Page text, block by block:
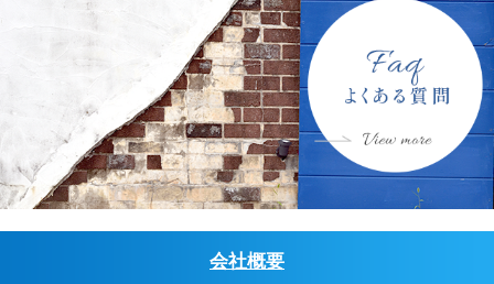
会社概要